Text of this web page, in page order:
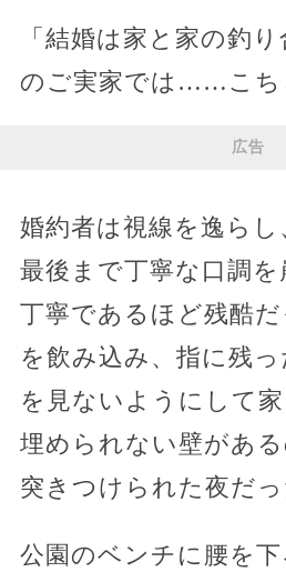
「結婚は家と家の釣
のご実家では……こち
広告
婚約者は視線を逸らし
最後まで丁寧な口調を
丁寧であるほど残酷
を飲み込み、指に残
を見ないようにして
埋められない壁があ
突きつけられた夜だっ
公園のベンチに腰を